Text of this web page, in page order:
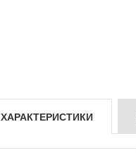
ХАРАКТЕРИСТИКИ